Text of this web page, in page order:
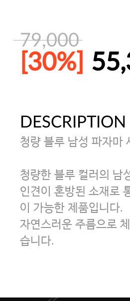
79,000
[30%]
주말특가
[썸머블프] 2만원
속옷 교체 10% 쿠
DESCRIPTION
청량 블루 남성 파자마
청량한 블루 컬러의 남
인견이 혼방된 소재로
이 가능한 제품입니다.
자연스러운 주름으로
습니다.